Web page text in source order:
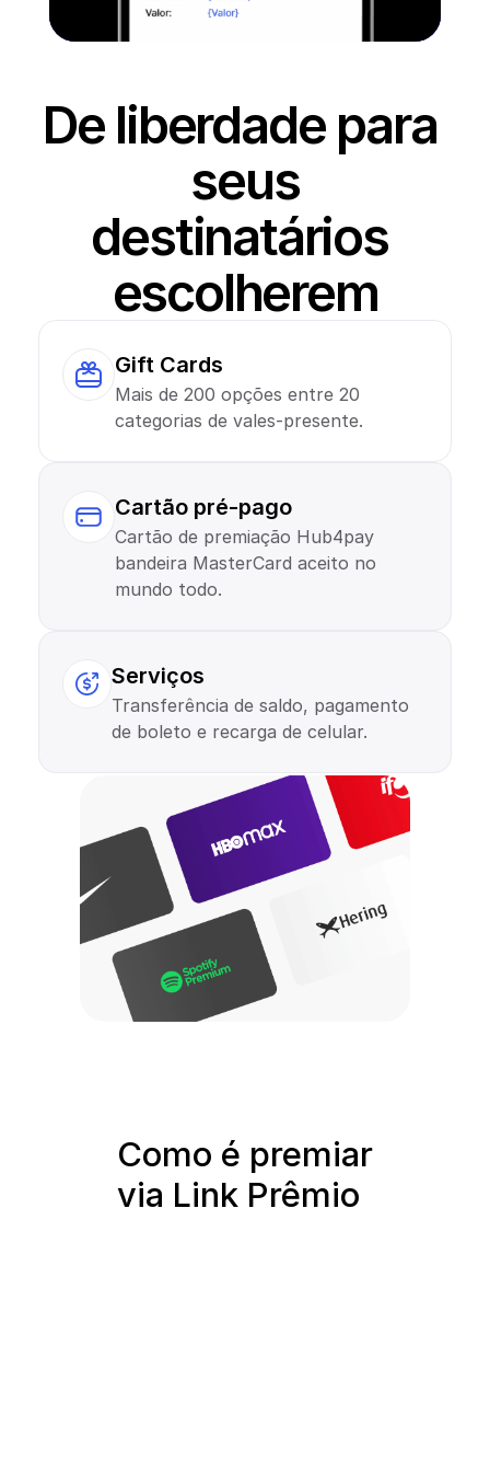
De liberdade para
seus
destinatários
escolherem
Gift Cards
Mais de 200 opções entre 20
categorias de vales-presente.
Cartão pré-pago
Cartão de premiação Hub4pay
bandeira MasterCard aceito no
mundo todo.
Serviços
Transferência de saldo, pagamento
de boleto e recarga de celular.
Como é premiar
via Link Prêmio